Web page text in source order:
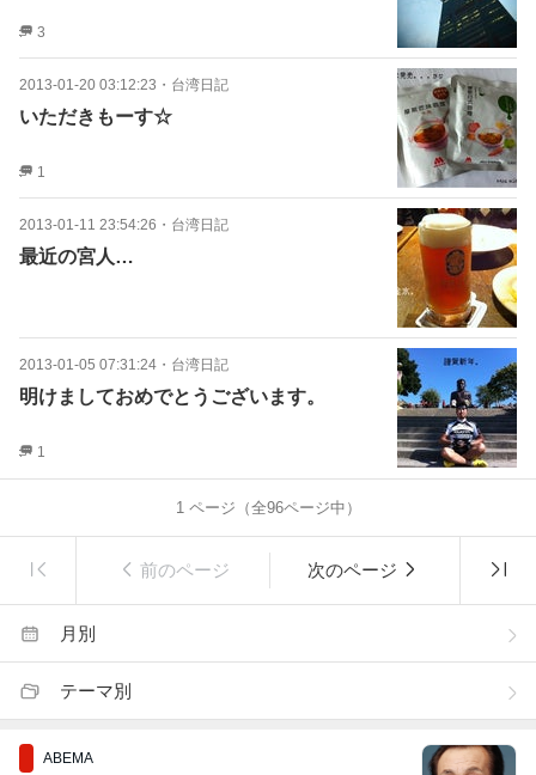
3
2013-01-20 03:12:23 ・ 台湾日記
いただきもーす☆
1
2013-01-11 23:54:26 ・ 台湾日記
最近の宮人…
2013-01-05 07:31:24 ・ 台湾日記
明けましておめでとうございます。
1
1ページ（全96ページ中）
前のページ 次のページ
月別
テーマ別
ABEMA